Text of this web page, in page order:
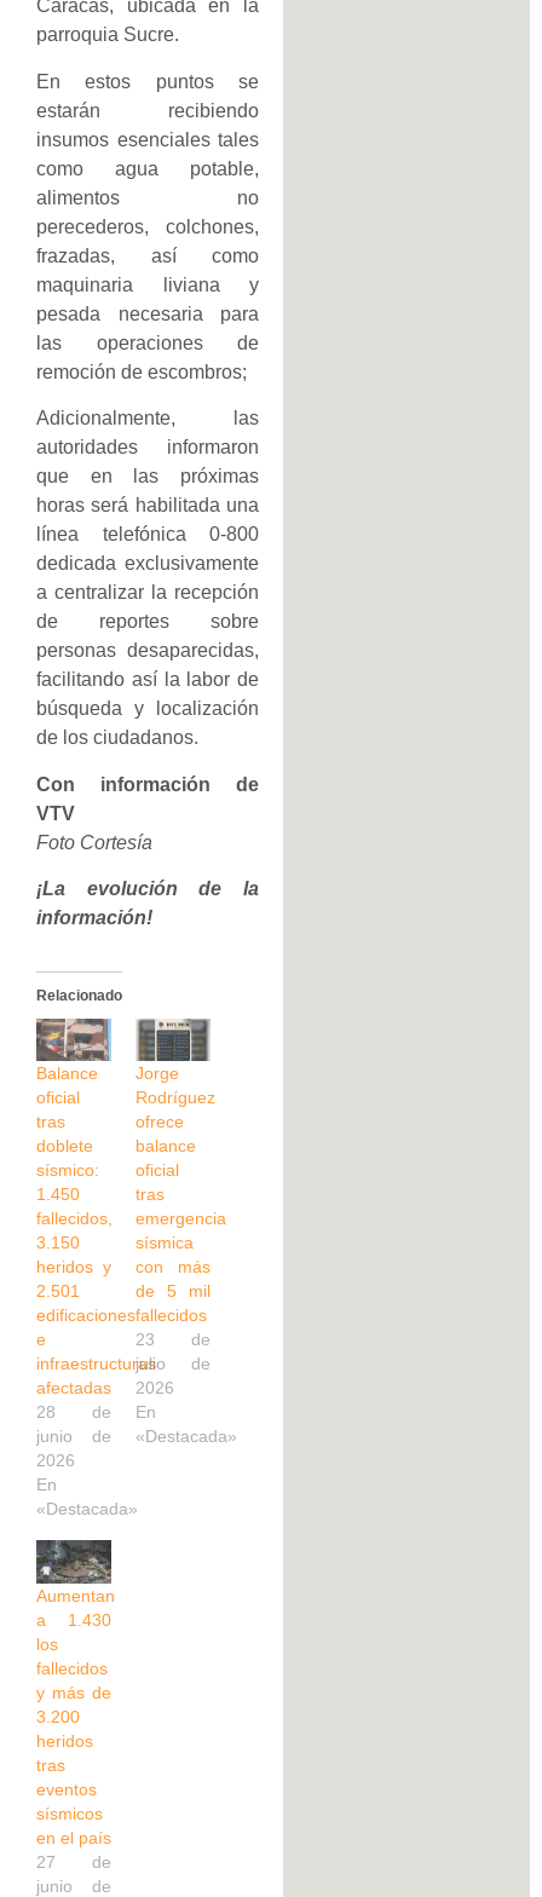
Caracas, ubicada en la
parroquia Sucre.
En estos puntos se
estarán recibiendo
insumos esenciales tales
como agua potable,
alimentos no
perecederos, colchones,
frazadas, así como
maquinaria liviana y
pesada necesaria para
las operaciones de
remoción de escombros;
Adicionalmente, las
autoridades informaron
que en las próximas
horas será habilitada una
línea telefónica 0-800
dedicada exclusivamente
a centralizar la recepción
de reportes sobre
personas desaparecidas,
facilitando así la labor de
búsqueda y localización
de los ciudadanos.
Con información de
VTV
Foto Cortesía
¡La evolución de la
información!
Relacionado
Balance
oficial
tras
doblete
sísmico:
1.450
fallecidos,
3.150
heridos y
2.501
edificaciones
e
infraestructuras
afectadas
28 de
junio de
2026
En
«Destacada»
Jorge
Rodríguez
ofrece
balance
oficial
tras
emergencia
sísmica
con más
de 5 mil
fallecidos
23 de
julio de
2026
En
«Destacada»
Aumentan
a 1.430
los
fallecidos
y más de
3.200
heridos
tras
eventos
sísmicos
en el país
27 de
junio de